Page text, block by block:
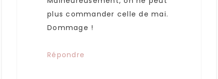
plus commander celle de mai.
Dommage !
Répondre